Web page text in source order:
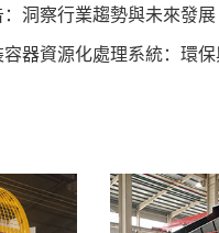
洞察行業趨勢與未來發展
器資源化處理系統：環